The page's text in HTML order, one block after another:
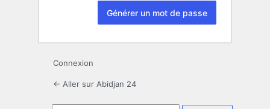
Connexion
← Aller sur Abidjan 24